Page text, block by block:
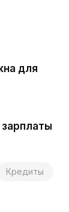
для
Кредиты